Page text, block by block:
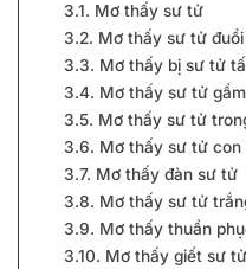
3.1. Mơ thấy sư tử
3.2. Mơ thấy sư tử đuổi
3.3. Mơ thấy bị sư tử
3.4. Mơ thấy sư tử gầm
3.5. Mơ thấy sư tử
3.6. Mơ thấy sư tử con
3.7. Mơ thấy đàn sư tử
3.8. Mơ thấy sư tử
3.9. Mơ thấy thuần
3.10. Mơ thấy giết sư tử